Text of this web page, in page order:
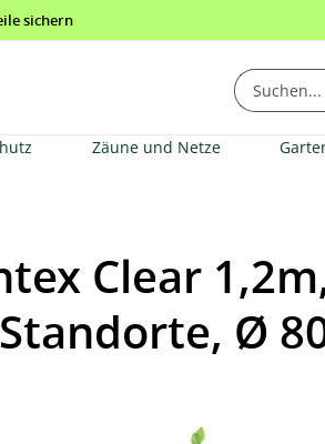
springen
sichern
Zäune und Netze
Clear
Ø